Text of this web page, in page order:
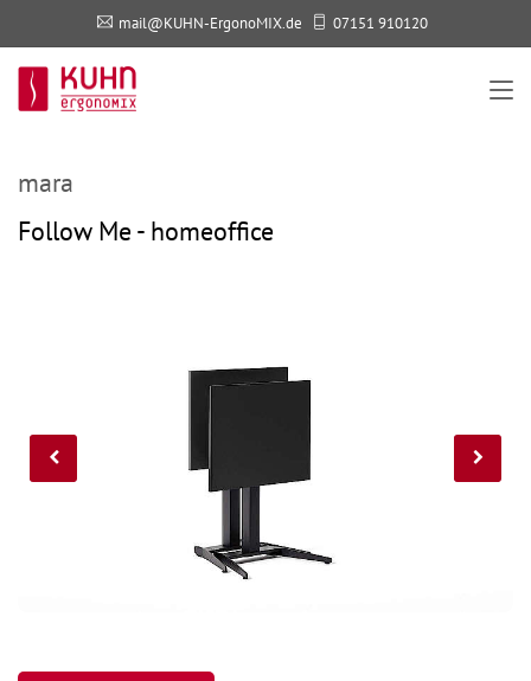
mail@KUHN-ErgonoMIX.de 07151 910120
mara
Follow Me - homeoffice